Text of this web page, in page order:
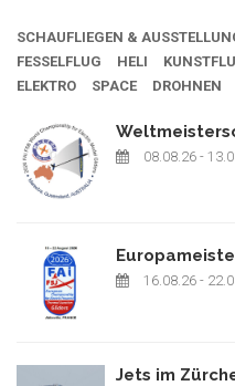
SCHAUFLIEGEN &
FESSELFLUG
HELI
ELEKTRO
SPACE DROHNEN
08.08.26 -
16.08.26 -
Jets im